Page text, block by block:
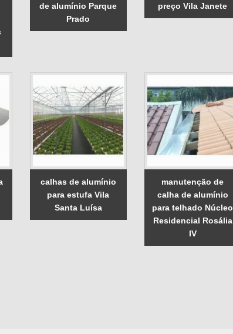
de alumínio Parque
Prado
preço Vila Janete
calhas de alumínio
para estufa Vila
Santa Luísa
manutenção de
calha de alumínio
para telhado Núcleo
Residencial Rosália
IV